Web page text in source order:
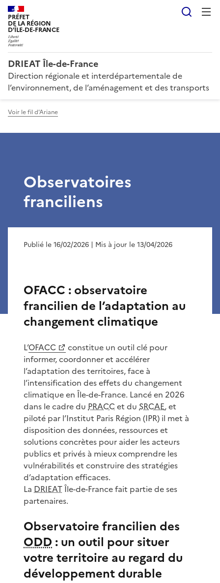
PRÉFET
DE LA RÉGION
D'ÎLE-DE-FRANCE
DRIEAT Île-de-France
Direction régionale et interdépartementale de
l’environnement, de l’aménagement et des transports
Voir le fil d'Ariane
Observatoires
franciliens
Publié le 16/02/2026 | Mis à jour le 13/04/2026
OFACC : observatoire
francilien de l’adaptation au
changement climatique
L’OFACC
constitue un outil clé pour
informer, coordonner et accélérer
l’adaptation des territoires, face à
l’intensification des effets du changement
climatique en Île-de-France. Lancé en 2026
dans le cadre du PRACCet du SRCAE, et
piloté par l’Institut Paris Région (IPR) il met à
disposition des données, ressources et
solutions concrètes pour aider les acteurs
publics et privés à mieux comprendre les
vulnérabilités et construire des stratégies
d’adaptation efficaces.
La DRIEATÎle-de-France fait partie de ses
partenaires.
Observatoire francilien des
ODD: un outil pour situer
votre territoire au regard du
développement durable